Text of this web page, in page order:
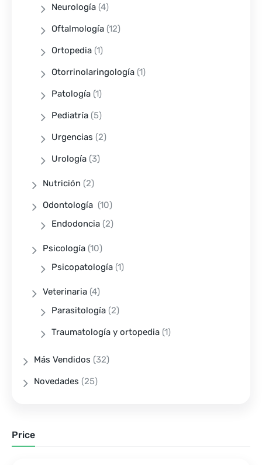
Neurología (4)
Oftalmología (12)
Ortopedia (1)
Otorrinolaringología (1)
Patología (1)
Pediatría (5)
Urgencias (2)
Urología (3)
Nutrición (2)
Odontología (10)
Endodoncia (2)
Psicología (10)
Psicopatología (1)
Veterinaria (4)
Parasitología (2)
Traumatología y ortopedia (1)
Más Vendidos (32)
Novedades (25)
Price